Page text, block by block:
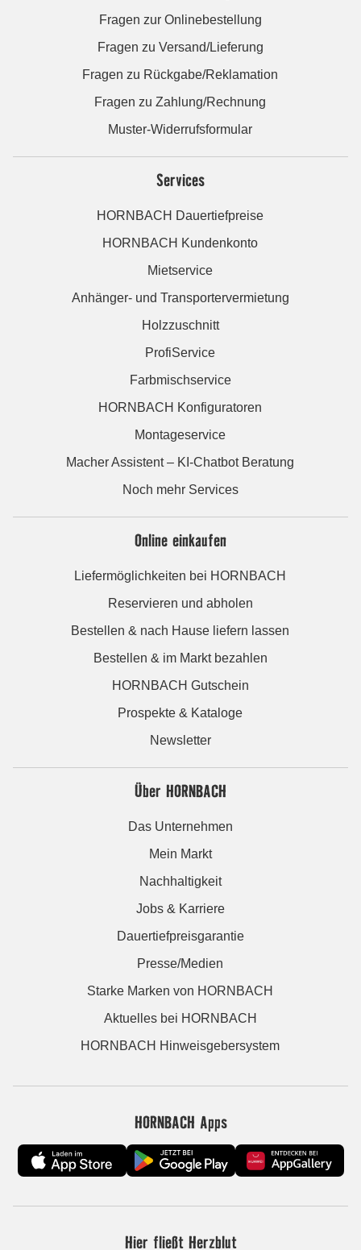
Fragen zur Onlinebestellung
Fragen zu Versand/Lieferung
Fragen zu Rückgabe/Reklamation
Fragen zu Zahlung/Rechnung
Muster-Widerrufsformular
Services
HORNBACH Dauertiefpreise
HORNBACH Kundenkonto
Mietservice
Anhänger- und Transportervermietung
Holzzuschnitt
ProfiService
Farbmischservice
HORNBACH Konfiguratoren
Montageservice
Macher Assistent – KI-Chatbot Beratung
Noch mehr Services
Online einkaufen
Liefermöglichkeiten bei HORNBACH
Reservieren und abholen
Bestellen & nach Hause liefern lassen
Bestellen & im Markt bezahlen
HORNBACH Gutschein
Prospekte & Kataloge
Newsletter
Über HORNBACH
Das Unternehmen
Mein Markt
Nachhaltigkeit
Jobs & Karriere
Dauertiefpreisgarantie
Presse/Medien
Starke Marken von HORNBACH
Aktuelles bei HORNBACH
HORNBACH Hinweisgebersystem
HORNBACH Apps
Hier fließt Herzblut